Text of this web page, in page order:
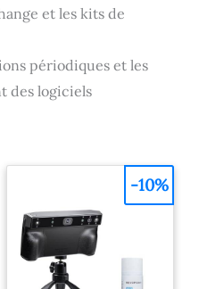
et les kits de
périodiques et les
des logiciels
-10%